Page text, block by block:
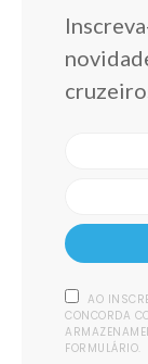
AO
CONCORDA
FORMULÁRIO.